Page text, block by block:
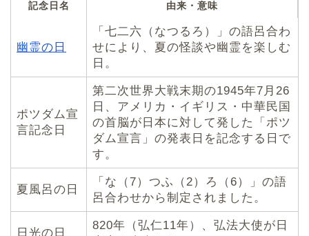
記念日名 由来・意味
幽霊の日
「七二六（なつるろ）」の語呂合わ
せにより、夏の怪談や幽霊を楽しむ
日。
ポツダム宣
言記念日
第二次世界大戦末期の1945年7月26
日、アメリカ・イギリス・中華民国
の首脳が日本に対して発した「ポツ
ダム宣言」の発表日を記念する日で
す。
夏風呂の日
「な（7）つふ（2）ろ（6）」の語
呂合わせから制定されました。
日光の日
820年（弘仁11年）、弘法大使が日